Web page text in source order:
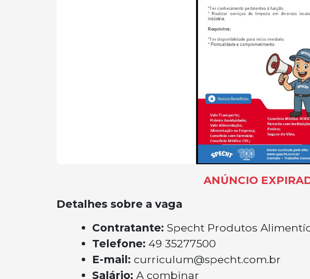
ANÚNCIO
Detalhes sobre a vaga
Contratante: Specht Produtos
Telefone: 49 35277500
E-mail: curriculum@specht.com.br
Salário: A combinar